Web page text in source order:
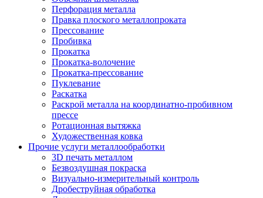
Перфорация металла
Правка плоского металлопроката
Прессование
Пробивка
Прокатка
Прокатка-волочение
Прокатка-прессование
Пуклевание
Раскатка
Раскрой металла на координатно-пробивном
прессе
Ротационная вытяжка
Художественная ковка
Прочие услуги металлообработки
3D печать металлом
Безвоздушная покраска
Визуально-измерительный контроль
Дробеструйная обработка